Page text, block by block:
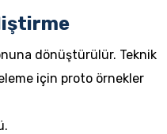
dönüştürülür. Teknik
için proto örnekler